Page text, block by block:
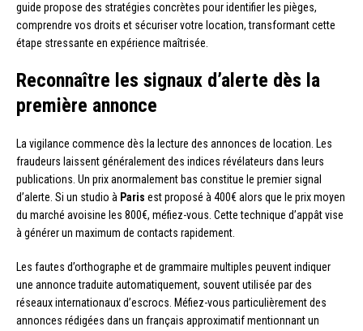
guide propose des stratégies concrètes pour identifier les pièges,
comprendre vos droits et sécuriser votre location, transformant cette
étape stressante en expérience maîtrisée.
Reconnaître les signaux d’alerte dès la
première annonce
La vigilance commence dès la lecture des annonces de location. Les
fraudeurs laissent généralement des indices révélateurs dans leurs
publications. Un prix anormalement bas constitue le premier signal
d’alerte. Si un studio à Paris est proposé à 400€ alors que le prix moyen
du marché avoisine les 800€, méfiez-vous. Cette technique d’appât vise
à générer un maximum de contacts rapidement.
Les fautes d’orthographe et de grammaire multiples peuvent indiquer
une annonce traduite automatiquement, souvent utilisée par des
réseaux internationaux d’escrocs. Méfiez-vous particulièrement des
annonces rédigées dans un français approximatif mentionnant un